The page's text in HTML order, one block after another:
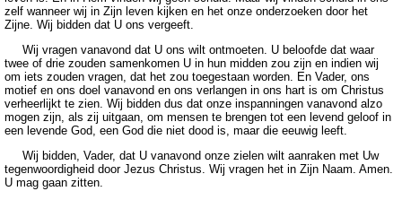
zelf wanneer wij in Zijn leven kijken en het onze onderzoeken door het
Zijne. Wij bidden dat U ons vergeeft.
Wij vragen vanavond dat U ons wilt ontmoeten. U beloofde dat waar
twee of drie zouden samenkomen U in hun midden zou zijn en indien wij
om iets zouden vragen, dat het zou toegestaan worden. En Vader, ons
motief en ons doel vanavond en ons verlangen in ons hart is om Christus
verheerlijkt te zien. Wij bidden dus dat onze inspanningen vanavond alzo
mogen zijn, als zij uitgaan, om mensen te brengen tot een levend geloof in
een levende God, een God die niet dood is, maar die eeuwig leeft.
Wij bidden, Vader, dat U vanavond onze zielen wilt aanraken met Uw
tegenwoordigheid door Jezus Christus. Wij vragen het in Zijn Naam. Amen.
U mag gaan zitten.